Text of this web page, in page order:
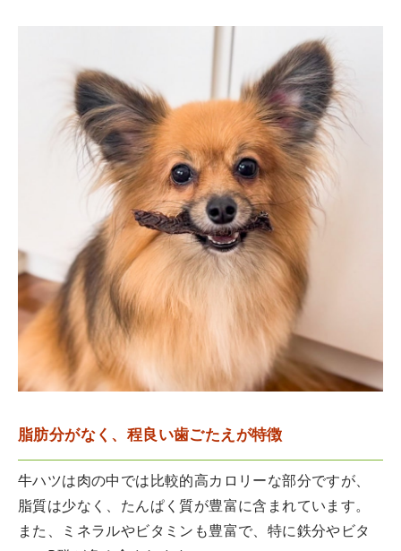
脂肪分がなく、程良い歯ごたえが特徴
牛ハツは肉の中では比較的高カロリーな部分ですが、
脂質は少なく、たんぱく質が豊富に含まれています。
また、ミネラルやビタミンも豊富で、特に鉄分やビタ